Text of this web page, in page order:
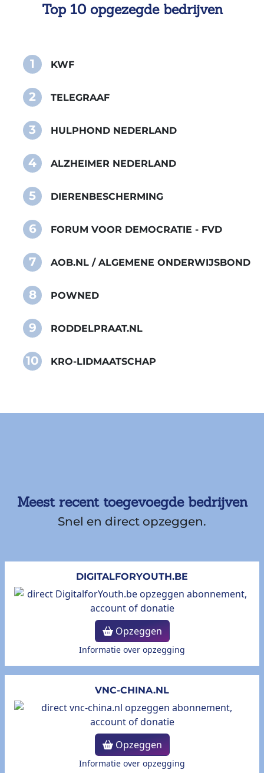
Top 10 opgezegde bedrijven
1 KWF
2 TELEGRAAF
3 HULPHOND NEDERLAND
4 ALZHEIMER NEDERLAND
5 DIERENBESCHERMING
6 FORUM VOOR DEMOCRATIE - FVD
7 AOB.NL / ALGEMENE ONDERWIJSBOND
8 POWNED
9 RODDELPRAAT.NL
10 KRO-LIDMAATSCHAP
Meest recent toegevoegde bedrijven
Snel en direct opzeggen.
DIGITALFORYOUTH.BE
Opzeggen
Informatie over opzegging
VNC-CHINA.NL
Opzeggen
Informatie over opzegging